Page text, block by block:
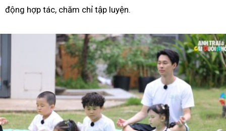
động hợp tác, chăm chỉ tập luyện.